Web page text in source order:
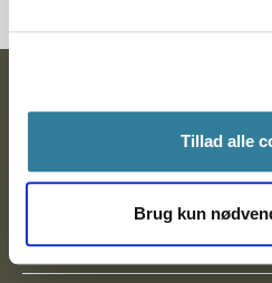
Tillad alle
Brug kun
Nytorv 7, 2. sal
9000 Aalborg